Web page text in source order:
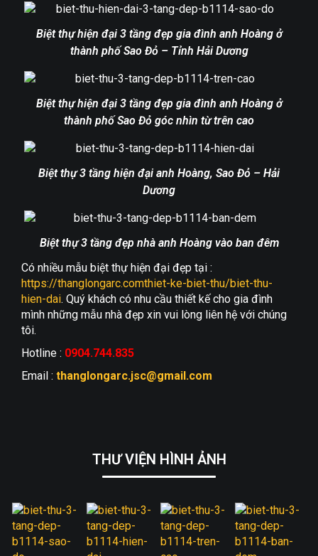
Biệt thự hiện đại 3 tầng đẹp gia đình anh Hoàng ở
thành phố Sao Đỏ – Tỉnh Hải Dương
Biệt thự hiện đại 3 tầng đẹp gia đình anh Hoàng ở
thành phố Sao Đỏ góc nhìn từ trên cao
Biệt thự 3 tầng hiện đại anh Hoàng, Sao Đỏ – Hải
Dương
Biệt thự 3 tầng đẹp nhà anh Hoàng vào ban đêm
Có nhiều mẫu biệt thự hiện đại đẹp tại :
https://thanglongarc.comthiet-ke-biet-thu/biet-thu-
hien-dai. Quý khách có nhu cầu thiết kế cho gia đình
mình những mẫu nhà đẹp xin vui lòng liên hệ với chúng
tôi.
Hotline : 0904.744.835
Email : thanglongarc.jsc@gmail.com
THƯ VIỆN HÌNH ẢNH